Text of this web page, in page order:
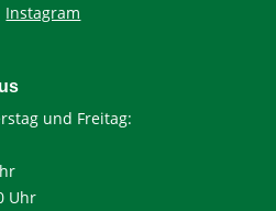
Instagram
und Freitag:
Uhr